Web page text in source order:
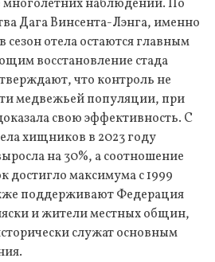
наблюдений. По
Дага Винсента-Лэнга, именно
отела остаются главным
восстановление стада
что контроль не
медвежьей популяции, при
свою эффективность. С
хищников в 2023 году
на 30%, а соотношение
достигло максимума с 1999
поддерживают Федерация
и жители местных общин,
служат основным